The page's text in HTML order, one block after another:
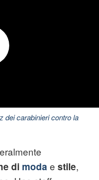
dei carabinieri contro la
di moda e stile,